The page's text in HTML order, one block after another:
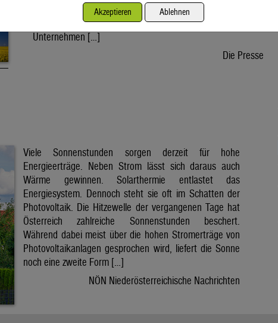
Dekret verabschieden. Der Weg bis zur Inbetriebnahme eines
ersten Reaktors wäre dann noch lang. Doch viele
Unternehmen […]
Die Presse
Viele Sonnenstunden sorgen derzeit für hohe
Energieerträge. Neben Strom lässt sich daraus auch
Wärme gewinnen. Solarthermie entlastet das
Energiesystem. Dennoch steht sie oft im Schatten der
Photovoltaik. Die Hitzewelle der vergangenen Tage hat
Österreich zahlreiche Sonnenstunden beschert.
Während dabei meist über die hohen Stromerträge von
Photovoltaikanlagen gesprochen wird, liefert die Sonne
noch eine zweite Form […]
NÖN Niederösterreichische Nachrichten
Akzeptieren Ablehnen